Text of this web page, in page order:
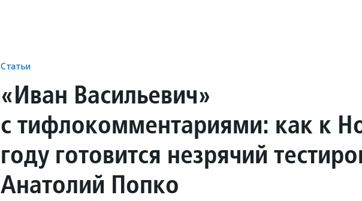
Статьи
«Иван Васильевич»
с тифлокомментариями: как к
году готовится незрячий
Анатолий Попко